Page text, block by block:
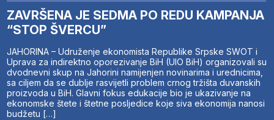
ZAVRŠENA JE SEDMA PO REDU KAMPANJA
“STOP ŠVERCU”
JAHORINA – Udruženje ekonomista Republike Srpske SWOT i
Uprava za indirektno oporezivanje BiH (UIO BiH) organizovali su
dvodnevni skup na Jahorini namijenjen novinarima i urednicima,
sa ciljem da se dublje rasvijetli problem crnog tržišta duvanskih
proizvoda u BiH. Glavni fokus edukacije bio je ukazivanje na
ekonomske štete i štetne posljedice koje siva ekonomija nanosi
budžetu […]